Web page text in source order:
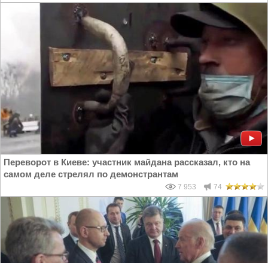
Переворот в Киеве: участник майдана рассказал, кто на
самом деле стрелял по демонстрантам
7 953 74